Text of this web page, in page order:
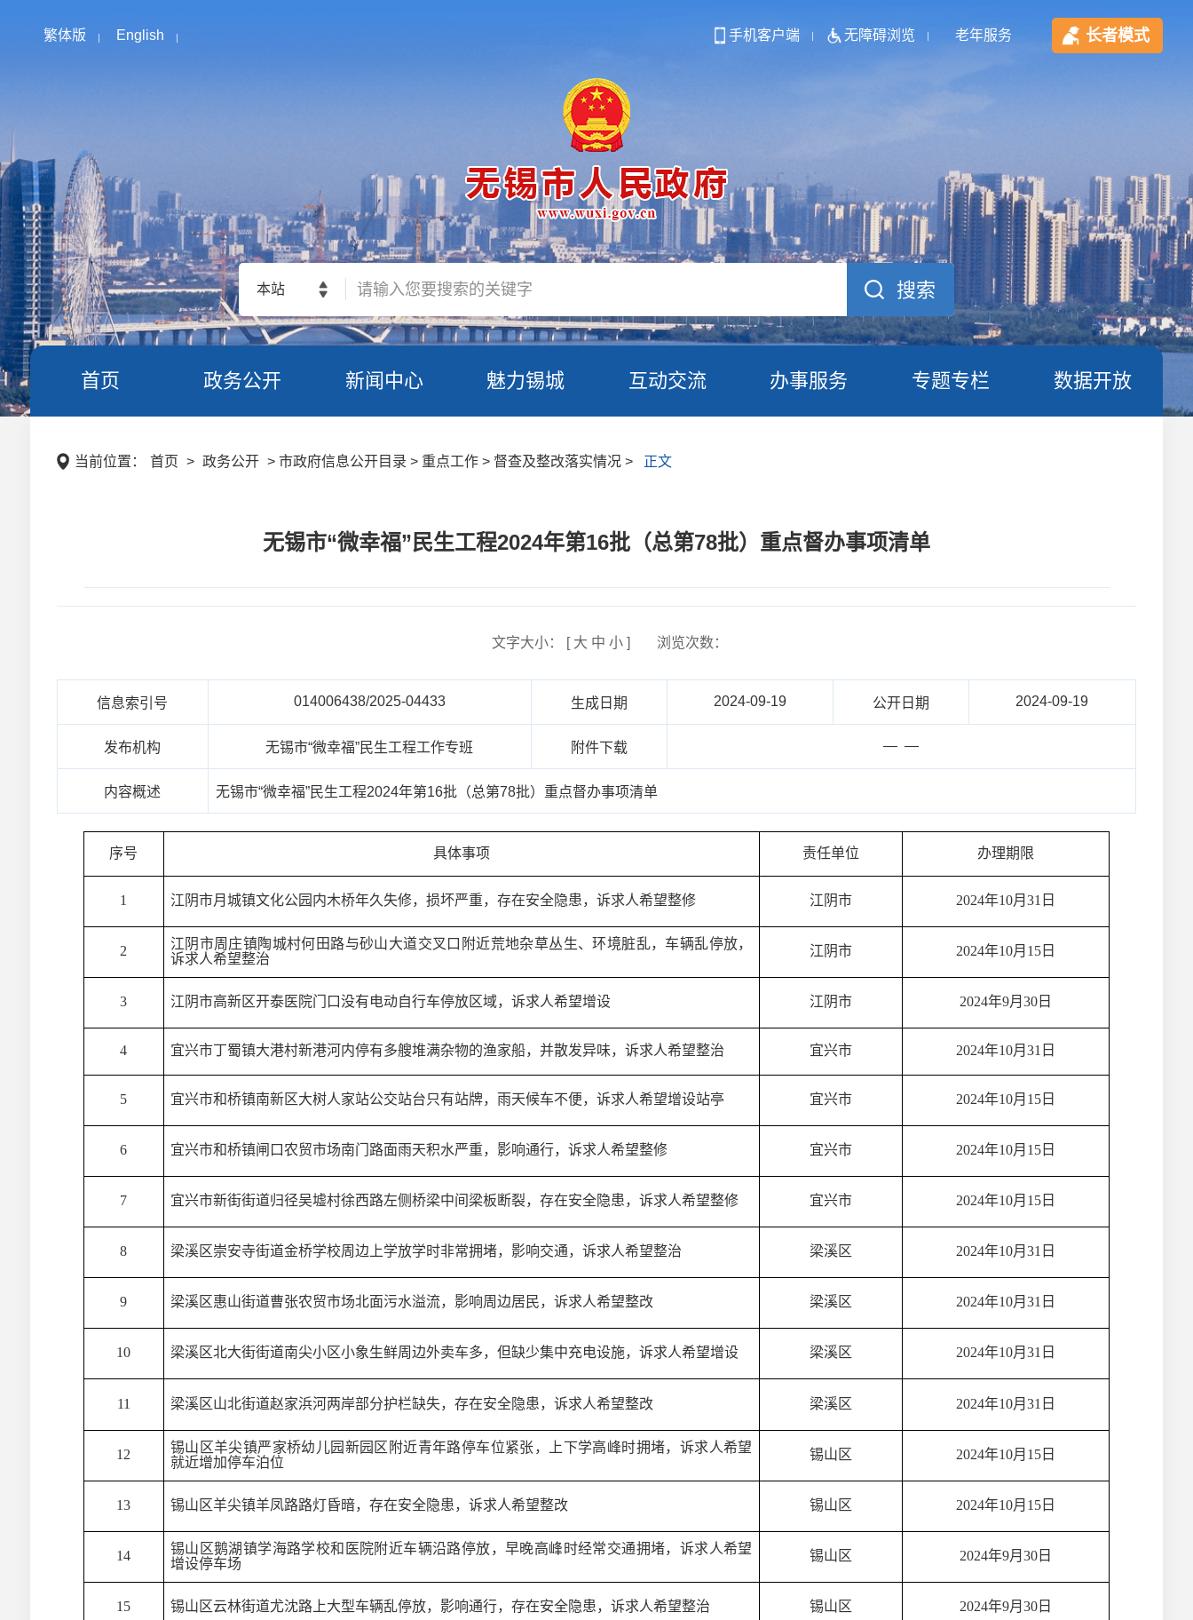
繁体版 English 手机客户端 无障碍浏览 老年服务 长者模式
本站
首页 政务公开 新闻中心 魅力锡城 互动交流 办事服务 专题专栏 数据开放
当前位置： 首页 > 政务公开 > 市政府信息公开目录 > 重点工作 > 督查及整改落实情况 > 正文
无锡市“微幸福”民生工程2024年第16批（总第78批）重点督办事项清单
文字大小： [ 大 中 小] 浏览次数：
信息索引号 014006438/2025-04433 生成日期 2024-09-19 公开日期 2024-09-19
发布机构 无锡市“微幸福”民生工程工作专班 附件下载 — —
内容概述 无锡市“微幸福”民生工程2024年第16批（总第78批）重点督办事项清单
序号 具体事项 责任单位 办理期限
1 江阴市月城镇文化公园内木桥年久失修，损坏严重，存在安全隐患，诉求人希望整修 江阴市 2024年10月31日
2
江阴市周庄镇陶城村何田路与砂山大道交叉口附近荒地杂草丛生、环境脏乱，车辆乱停放，
诉求人希望整治
江阴市 2024年10月15日
3 江阴市高新区开泰医院门口没有电动自行车停放区域，诉求人希望增设 江阴市 2024年9月30日
4 宜兴市丁蜀镇大港村新港河内停有多艘堆满杂物的渔家船，并散发异味，诉求人希望整治 宜兴市 2024年10月31日
5 宜兴市和桥镇南新区大树人家站公交站台只有站牌，雨天候车不便，诉求人希望增设站亭 宜兴市 2024年10月15日
6 宜兴市和桥镇闸口农贸市场南门路面雨天积水严重，影响通行，诉求人希望整修 宜兴市 2024年10月15日
7 宜兴市新街街道归径吴墟村徐西路左侧桥梁中间梁板断裂，存在安全隐患，诉求人希望整修 宜兴市 2024年10月15日
8 梁溪区崇安寺街道金桥学校周边上学放学时非常拥堵，影响交通，诉求人希望整治 梁溪区 2024年10月31日
9 梁溪区惠山街道曹张农贸市场北面污水溢流，影响周边居民，诉求人希望整改 梁溪区 2024年10月31日
10 梁溪区北大街街道南尖小区小象生鲜周边外卖车多，但缺少集中充电设施，诉求人希望增设 梁溪区 2024年10月31日
11 梁溪区山北街道赵家浜河两岸部分护栏缺失，存在安全隐患，诉求人希望整改 梁溪区 2024年10月31日
12
锡山区羊尖镇严家桥幼儿园新园区附近青年路停车位紧张，上下学高峰时拥堵，诉求人希望
就近增加停车泊位
锡山区 2024年10月15日
13 锡山区羊尖镇羊凤路路灯昏暗，存在安全隐患，诉求人希望整改 锡山区 2024年10月15日
14
锡山区鹅湖镇学海路学校和医院附近车辆沿路停放，早晚高峰时经常交通拥堵，诉求人希望
增设停车场
锡山区 2024年9月30日
15 锡山区云林街道尤沈路上大型车辆乱停放，影响通行，存在安全隐患，诉求人希望整治 锡山区 2024年9月30日